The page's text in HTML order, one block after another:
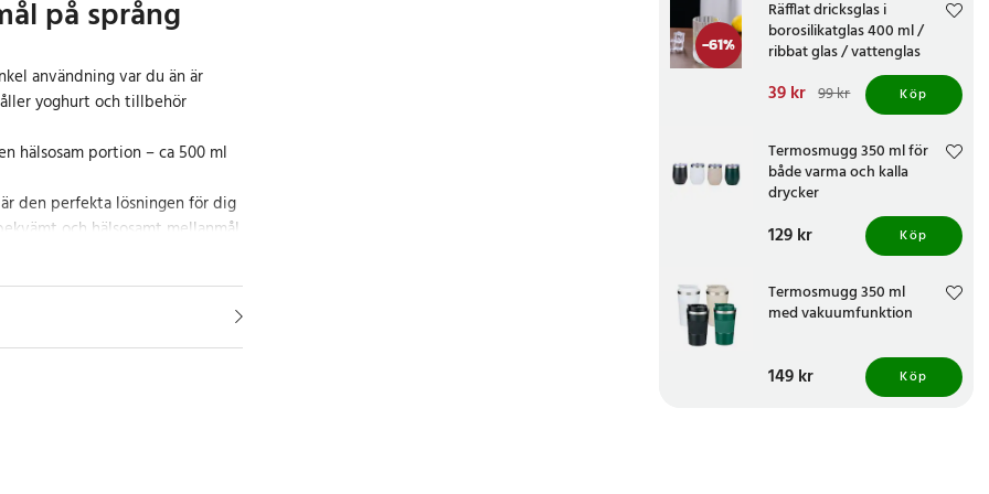
på språng
användning var du än är
yoghurt och tillbehör
hälsosam portion – ca 500 ml
den perfekta lösningen för dig
och hälsosamt mellanmål
som håller din yoghurt och
gång. Den kompakta designen
sig i väskan eller ryggsäcken.
-61%
Räfflat dricksglas i
borosilikatglas 400 ml /
ribbat glas / vattenglas
Nuvarande pris
Tidigare pris 99 kr
39 kr 99 kr Köp
Termosmugg 350 ml för
både varma och kalla
drycker
Pris :129 kr
129 kr Köp
Termosmugg 350 ml
med vakuumfunktion
Pris :149 kr
149 kr Köp